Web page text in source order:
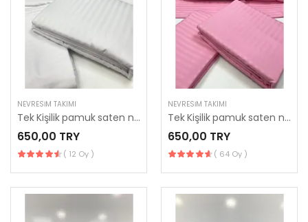
NEVRESIM TAKIMI
Tek Kişilik pamuk saten nevresim takımı
650,00 TRY
( 12 Oy )
NEVRESIM TAKIMI
Tek Kişilik pamuk saten nevresim takımı
650,00 TRY
( 64 Oy )